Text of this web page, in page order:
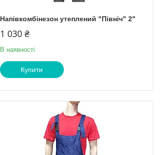
Напівкомбінезон утеплений "Північ" 2"
1 030 ₴
В наявності
Купити